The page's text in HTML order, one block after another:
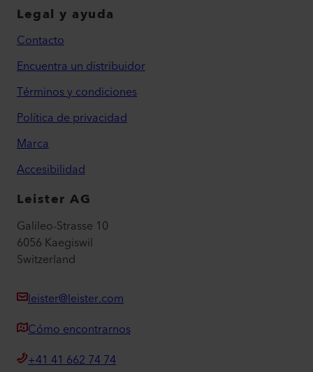
Legal y ayuda
Contacto
Encuentra un distribuidor
Términos y condiciones
Política de privacidad
Marca
Accesibilidad
Leister AG
Galileo-Strasse 10
6056 Kaegiswil
Switzerland
leister@leister.com
Cómo encontrarnos
+41 41 662 74 74